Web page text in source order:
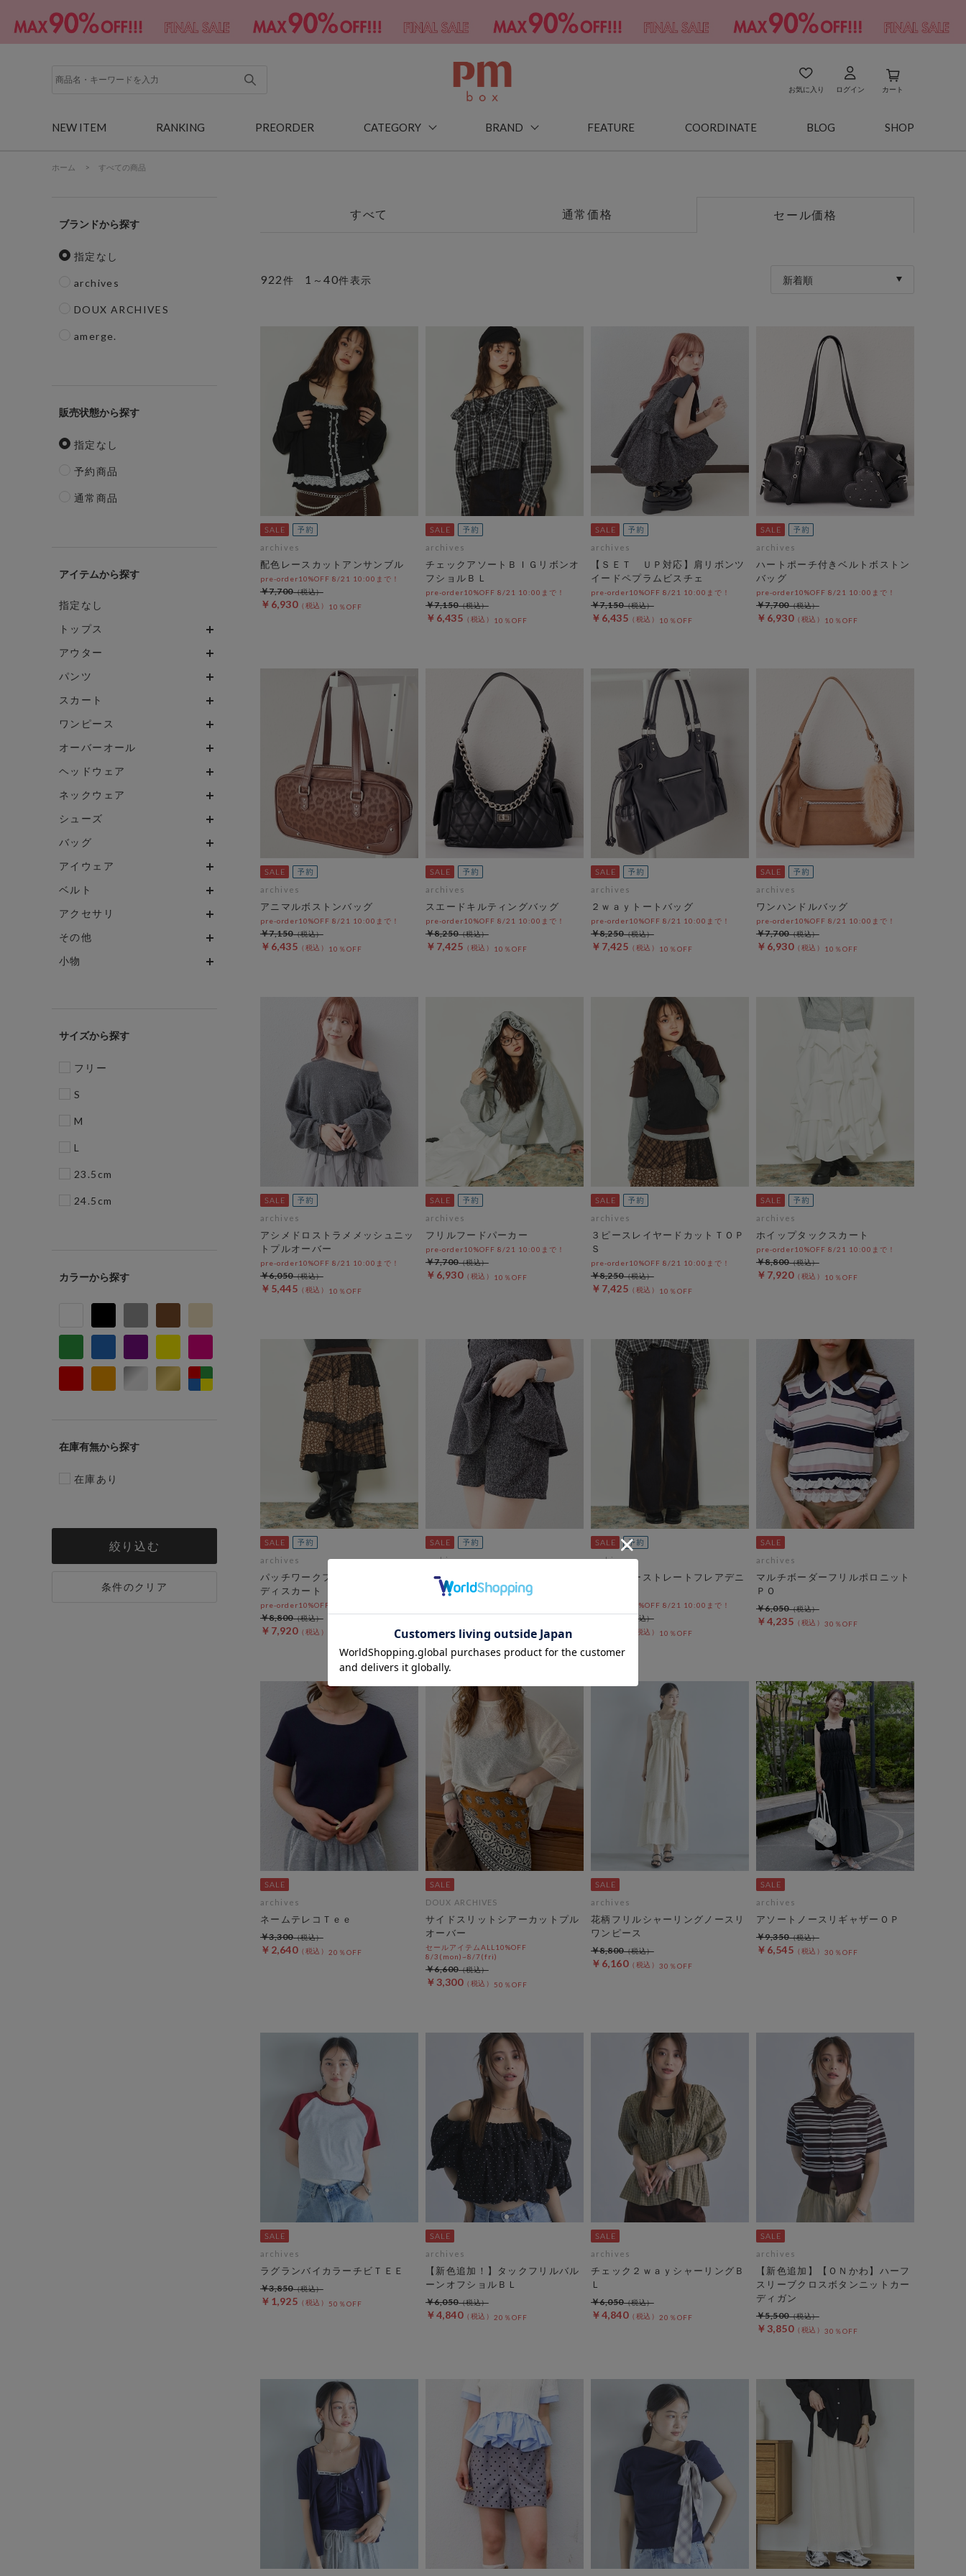
お気に入り ログイン カート
NEW ITEM RANKING PREORDER CATEGORY BRAND FEATURE COORDINATE BLOG SHOP
ホーム > すべての商品
ブランド
指定なし
archives
DOUX ARCHIVES
amerge.
販売状態
指定なし
予約商品
通常商品
アイテム
指定なし
トップス
アウター
パンツ
スカート
ワンピース
オーバーオール
ヘッドウェア
ネックウェア
シューズ
バッグ
アイウェア
ベルト
アクセサリ
その他
小物
サイズ
フリー
S
M
L
23.5cm
24.5cm
カラー
在庫有無
在庫あり
絞り込む
条件のクリア
すべて 通常価格 セール価格
922件 1 ～40件表示 新着順
archives
配色レースカットアンサンブル
pre-order10%OFF 8/21 10:00まで！
￥6,930 10％OFF
￥7,700
archives
チェックアソートＢＩＧリボンオ
フショルＢＬ
pre-order10%OFF 8/21 10:00まで！
￥6,435 10％OFF
￥7,150
archives
【ＳＥＴ ＵＰ対応】肩リボンツ
イードペプラムビスチェ
pre-order10%OFF 8/21 10:00まで！
￥6,435 10％OFF
￥7,150
archives
ハートポーチ付きベルトボストン
バッグ
pre-order10%OFF 8/21 10:00まで！
￥6,930 10％OFF
￥7,700
archives
アニマルボストンバッグ
pre-order10%OFF 8/21 10:00まで！
￥6,435 10％OFF
￥7,150
archives
スエードキルティングバッグ
pre-order10%OFF 8/21 10:00まで！
￥7,425 10％OFF
￥8,250
archives
２ｗａｙトートバッグ
pre-order10%OFF 8/21 10:00まで！
￥7,425 10％OFF
￥8,250
archives
ワンハンドルバッグ
pre-order10%OFF 8/21 10:00まで！
￥6,930 10％OFF
￥7,700
archives
アシメドロストラメメッシュニッ
トプルオーバー
pre-order10%OFF 8/21 10:00まで！
￥5,445 10％OFF
￥6,050
archives
フリルフードパーカー
pre-order10%OFF 8/21 10:00まで！
￥6,930 10％OFF
￥7,700
archives
３ピースレイヤードカットＴＯＰ
Ｓ
pre-order10%OFF 8/21 10:00まで！
￥7,425 10％OFF
￥8,250
archives
ホイップタックスカート
pre-order10%OFF 8/21 10:00まで！
￥7,920 10％OFF
￥8,800
archives
パッチワークフリルティアードミ
ディスカート
pre-order10%OFF 8/21 10:00まで！
￥7,920
￥8,800
archives
【ＳＥＴ ＵＰ対応】ツイードシ
ョートパンツ
￥5,940 10％OFF
￥6,600
archives
フロッキーストレートフレアデニ
pre-order10%OFF 8/21 10:00まで！
10％OFF
￥8,800
archives
マルチボーダーフリルポロニット
ＰＯ
￥4,235 30％OFF
￥6,050
archives
ネームテレコＴｅｅ
￥2,640 20％OFF
￥3,300
DOUX ARCHIVES
サイドスリットシアーカットプル
オーバー
セールアイテムALL10%OFF
8/3(mon)~8/7(fri)
￥3,300 50％OFF
￥6,600
archives
花柄フリルシャーリングノースリ
ワンピース
￥6,160 30％OFF
￥8,800
archives
アソートノースリギャザーＯＰ
￥6,545 30％OFF
￥9,350
archives
ラグランバイカラーチビＴＥＥ
￥1,925 50％OFF
￥3,850
archives
【新色追加！】タックフリルバル
ーンオフショルＢＬ
￥4,840 20％OFF
￥6,050
archives
チェック２ｗａｙシャーリングＢ
Ｌ
￥4,840 20％OFF
￥6,050
archives
【新色追加】【ＯＮかわ】ハーフ
スリーブクロスボタンニットカー
ディガン
￥3,850 30％OFF
￥5,500